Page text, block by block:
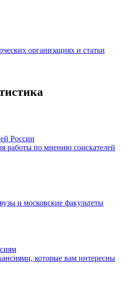
организациях и статьи
России
работы по мнению соискателей
и московские факультеты
которые вам интересны